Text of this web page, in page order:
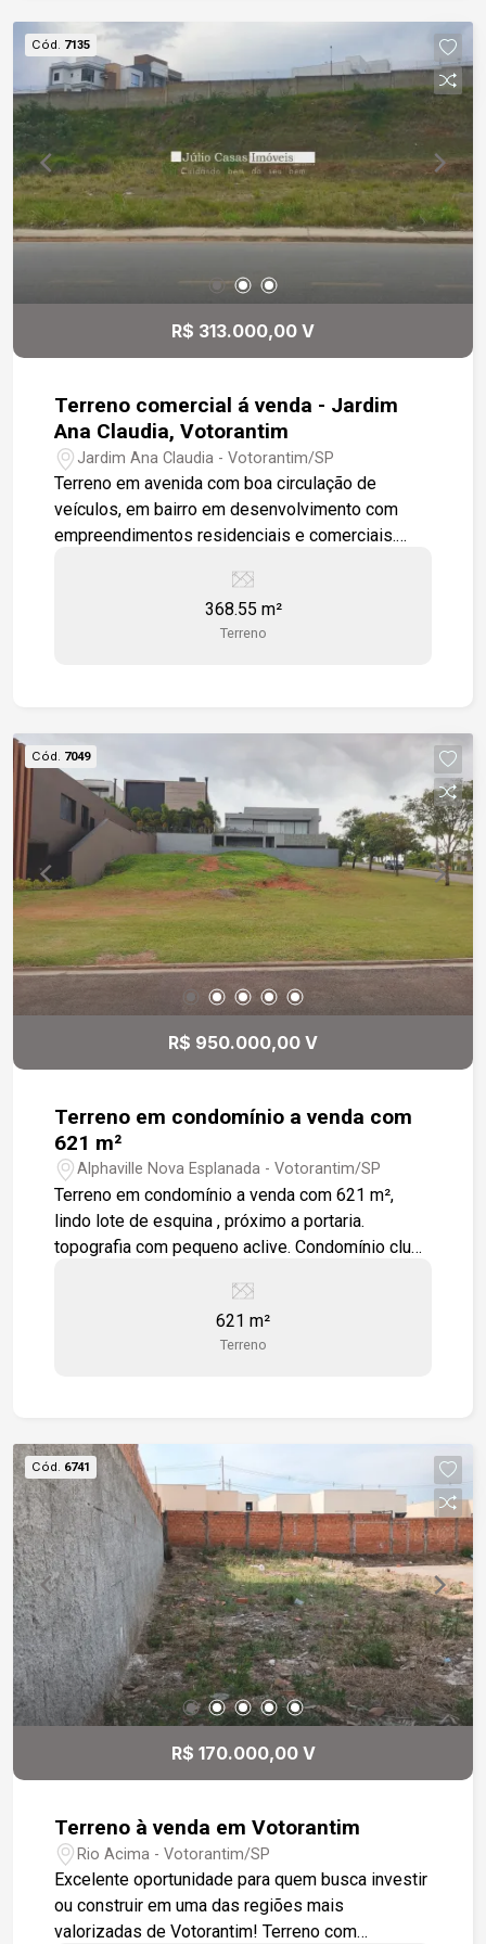
Cód. 7135
R$ 313.000,00 V
Terreno comercial á venda - Jardim
Ana Claudia, Votorantim
Jardim Ana Claudia - Votorantim/SP
Terreno em avenida com boa circulação de
veículos, em bairro em desenvolvimento com
empreendimentos residenciais e comerciais.
Nogueira Padilha. Possibilidade de compra de
368.55 m²
Terreno
Cód. 7049
R$ 950.000,00 V
Terreno em condomínio a venda com
621 m²
Alphaville Nova Esplanada - Votorantim/SP
Terreno em condomínio a venda com 621 m²,
lindo lote de esquina , próximo a portaria.
topografia com pequeno aclive. Condomínio clube
família. Localizado na região mais nobre da
Cidade com fácil acesso a Shopping,
restaurantes, farmácias, escolas e Rodovia
621 m²
Terreno
Cód. 6741
R$ 170.000,00 V
Terreno à venda em Votorantim
Rio Acima - Votorantim/SP
Excelente oportunidade para quem busca investir
ou construir em uma das regiões mais
valorizadas de Votorantim! Terreno com